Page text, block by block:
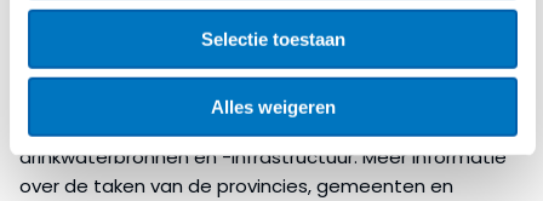
Selectie toestaan
Alles weigeren
bevorderen. Drinkwaterbedrijven moeten ervoor
zorgen dat zij drinkwater van goede kwaliteit leveren.
Voor decentrale overheden ligt de
(mede)verantwoordelijkheid bij het beschermen van
drinkwaterbronnen en -infrastructuur. Meer informatie
over de taken van de provincies, gemeenten en